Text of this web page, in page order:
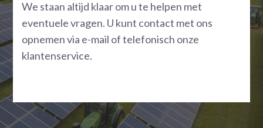
We staan altijd klaar om u te helpen met
eventuele vragen. U kunt contact met ons
opnemen via e-mail of telefonisch onze
klantenservice.